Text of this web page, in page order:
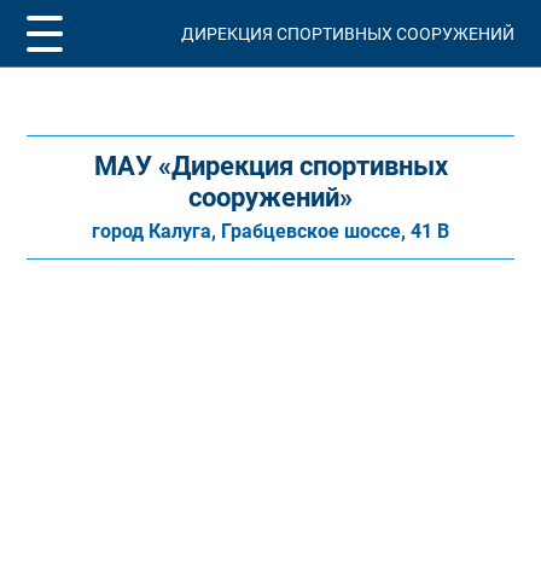
ДИРЕКЦИЯ СПОРТИВНЫХ СООРУЖЕНИЙ
МАУ «Дирекция спортивных
сооружений»
город Калуга, Грабцевское шоссе, 41 В